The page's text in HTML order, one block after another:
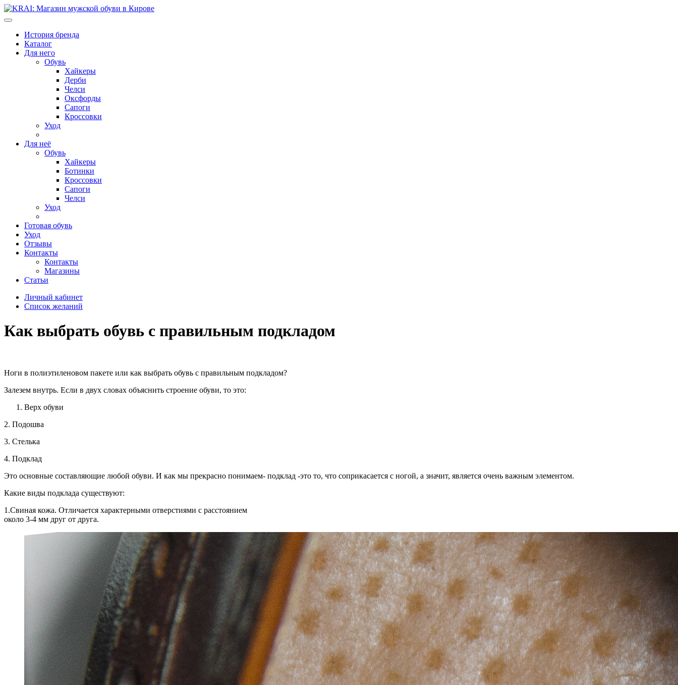
История бренда
Каталог
Для него
Обувь
Хайкеры
Дерби
Челси
Оксфорды
Сапоги
Кроссовки
Уход
Для неё
Обувь
Хайкеры
Ботинки
Кроссовки
Сапоги
Челси
Уход
Готовая обувь
Уход
Отзывы
Контакты
Контакты
Магазины
Статьи
Личный кабинет
Список желаний
Как выбрать обувь с правильным подкладом
Ноги в полиэтиленовом пакете или как выбрать обувь с правильным подкладом?
Залезем внутрь. Если в двух словах объяснить строение обуви, то это:
Верх обуви
2. Подошва
3. Стелька
4. Подклад
Это основные составляющие любой обуви. И как мы прекрасно понимаем- подклад -это то, что соприкасается с ногой, а значит, является очень важным элементом.
Какие виды подклада существуют:
1.Свиная кожа. Отличается характерными отверстиями с расстоянием
около 3-4 мм друг от друга.